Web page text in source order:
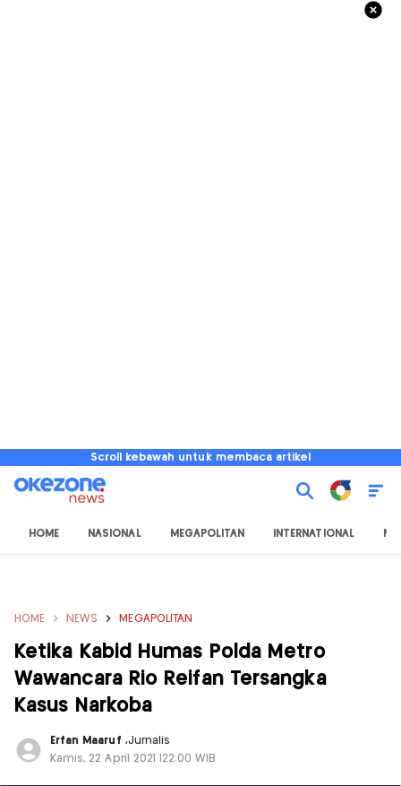
Scroll kebawah untuk membaca artikel
HOME NASIONAL MEGAPOLITAN INTERNATIONAL
HOME NEWS MEGAPOLITAN
Ketika Kabid Humas Polda Metro
Wawancara Rio Reifan Tersangka
Kasus Narkoba
Erfan Maaruf ,Jurnalis
Kamis, 22 April 2021 |22:00 WIB